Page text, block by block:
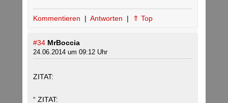
Kommentieren | Antworten | ⇑ Top
#34 MrBoccia
24.06.2014 um 09:12 Uhr
ZITAT:
“ ZITAT: